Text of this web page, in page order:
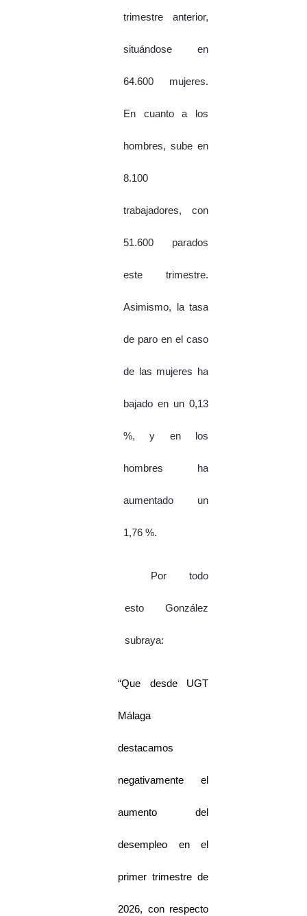
trimestre anterior,
situándose en
64.600 mujeres.
En cuanto a los
hombres, sube en
8.100
trabajadores, con
51.600 parados
este trimestre.
Asimismo, la tasa
de paro en el caso
de las mujeres ha
bajado en un 0,13
%, y en los
hombres ha
aumentado un
1,76 %.
Por todo
esto González
subraya:
“Que desde UGT
Málaga
destacamos
negativamente el
aumento del
desempleo en el
primer trimestre de
2026, con respecto